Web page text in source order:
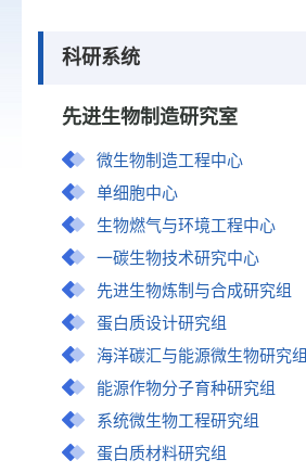
科研系统
先进生物制造研究室
微生物制造工程中心
单细胞中心
生物燃气与环境工程中心
一碳生物技术研究中心
先进生物炼制与合成研究组
蛋白质设计研究组
海洋碳汇与能源微生物研究组
能源作物分子育种研究组
系统微生物工程研究组
蛋白质材料研究组